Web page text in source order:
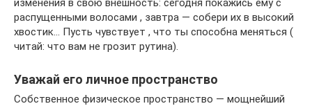
изменения в свою внешность: сегодня покажись ему с
распущенными волосами , завтра — собери их в высокий
хвостик… Пусть чувствует , что ты способна меняться (
читай: что вам не грозит рутина).
Уважай его личное пространство
Собственное физическое пространство — мощнейший